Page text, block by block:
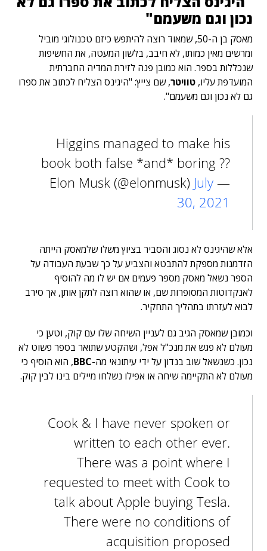
נכון וגם משעמם"
מאסק בן ה-50, שמאוד רוצה להיתפש כיזם טכנולוגי מוביל
ומרשים מאין כמותו, לא חיבב, בלשון המעטה, את החשיפות
שנכללות בספר. הוא כמובן פנה לזירת המדיה החברתית
המועדפת עליו, טוויטר, שם צייץ: "היגינס הצליח לכתוב את ספרו
גם לא נכון וגם משעמם".
Higgins managed to make his
book both false *and* boring ??
— Elon Musk (@elonmusk)
July
30, 2021
אלא שהיגינס לא נסוג והסביר בציוץ משלו שלמאסק הייתה
הזדמנות מספקת להתבטא והצביע על כך שבעת העבודה על
הספר נשאל מאסק מספר פעמים אם יש לו מה להוסיף
לאנקדוטות המסופרות שם, או שהוא רוצה לתקן אותן, אך סירב
לבוא לעזרתו בתהליך התחקיר.
וכמובן שמאסק הגיב גם לעניין השיחה שלו עם קוק, וטען כי
מעולם לא פגש את מנכ"ל אפל, ושהקטע שתואר בספר פשוט לא
נכון. כשנשאל שוב בנדון על ידי עיתונאי מה-BBC, הוא הוסיף כי
מעולם לא התקיימה שיחה או אפילו נשלחו מיילים בינו לבין קוק.
Cook & I have never spoken or
written to each other ever.
There was a point where I
requested to meet with Cook to
talk about Apple buying Tesla.
There were no conditions of
acquisition proposed